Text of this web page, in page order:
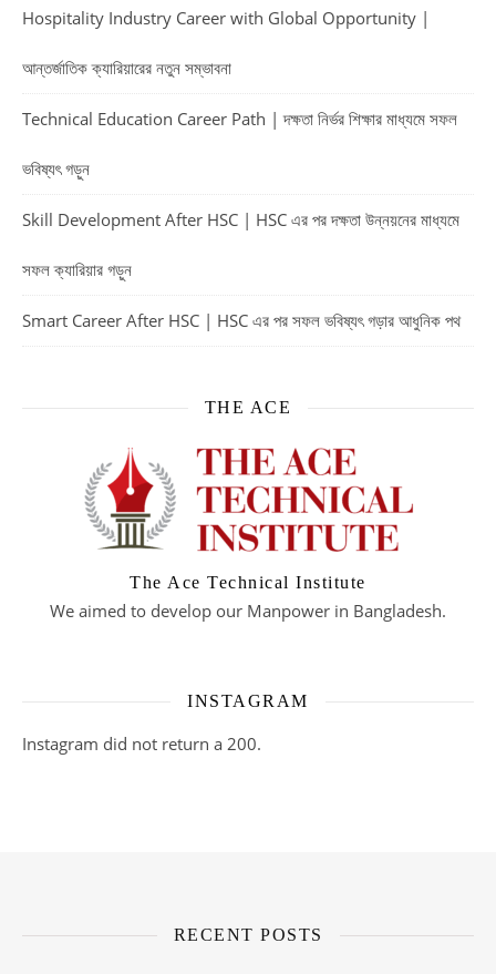
Hospitality Industry Career with Global Opportunity |
আন্তর্জাতিক ক্যারিয়ারের নতুন সম্ভাবনা
Technical Education Career Path | দক্ষতা নির্ভর শিক্ষার মাধ্যমে সফল
ভবিষ্যৎ গড়ুন
Skill Development After HSC | HSC এর পর দক্ষতা উন্নয়নের মাধ্যমে
সফল ক্যারিয়ার গড়ুন
Smart Career After HSC | HSC এর পর সফল ভবিষ্যৎ গড়ার আধুনিক পথ
THE ACE
The Ace Technical Institute
We aimed to develop our Manpower in Bangladesh.
INSTAGRAM
Instagram did not return a 200.
RECENT POSTS